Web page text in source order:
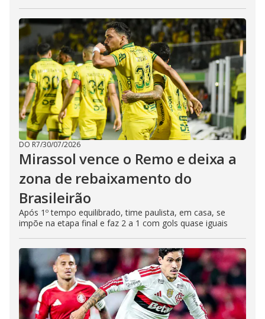
DO R7/30/07/2026
Mirassol vence o Remo e deixa a
zona de rebaixamento do
Brasileirão
Após 1º tempo equilibrado, time paulista, em casa, se
impõe na etapa final e faz 2 a 1 com gols quase iguais